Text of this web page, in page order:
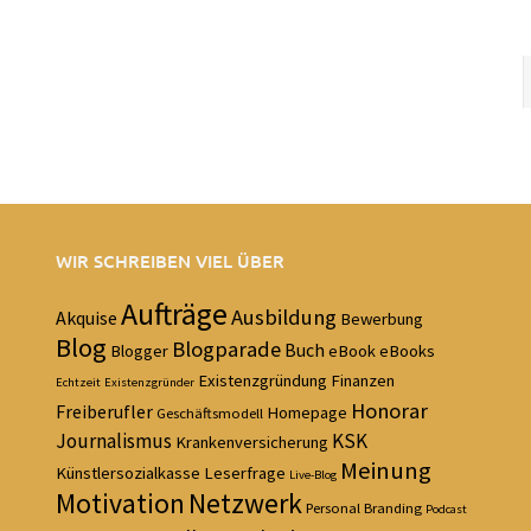
WIR SCHREIBEN VIEL ÜBER
Akquise AufträgeAusbildung Bewerbung
Blog Blogger Blogparade Buch eBookeBooks
Echtzeit Existenzgründer Existenzgründung Finanzen
Freiberufler Geschäftsmodell Homepage Honorar
Journalismus Krankenversicherung KSK
Künstlersozialkasse Leserfrage Live-Blog Meinung
Motivation Netzwerk Personal Branding Podcast